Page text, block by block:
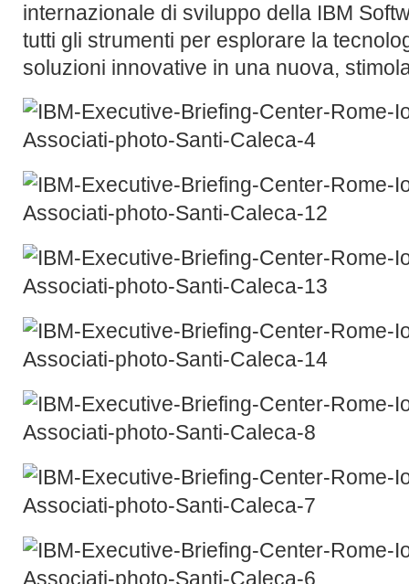
internazionale di sviluppo della IBM
tutti gli strumenti per esplorare la
soluzioni innovative in una nuova,